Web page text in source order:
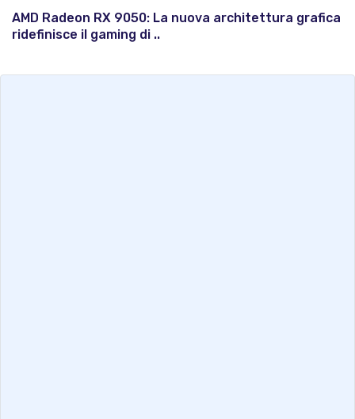
AMD Radeon RX 9050: La nuova architettura grafica
ridefinisce il gaming di ..